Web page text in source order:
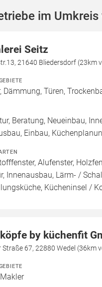
im Umkreis
Seitz
21640 Bliedersdorf (23km
Dämmung, Türen,
Beratung, Neueinbau,
Einbau,
Alufenster,
Innenausbau, Lärm- /
Kücheninsel /
by küchenfit
Straße 67, 22880 Wedel (36km